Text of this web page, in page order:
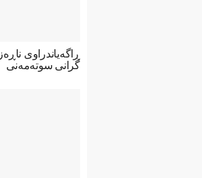
ڕاگەیاندراوی
گرانی سوتەمەنی